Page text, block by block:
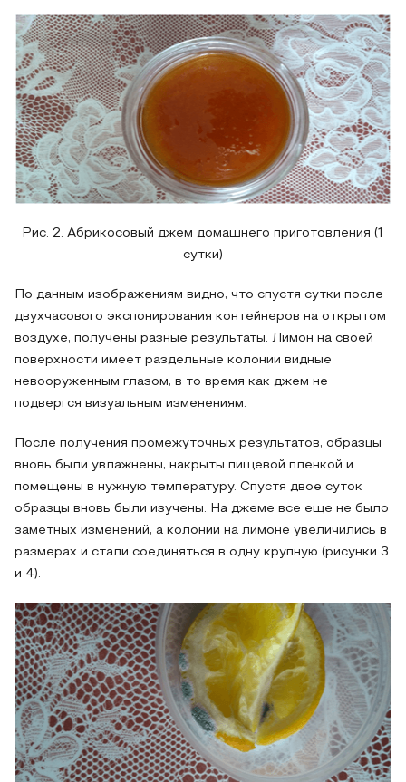
Рис. 2. Абрикосовый джем домашнего приготовления (1
сутки)
По данным изображениям видно, что спустя сутки после
двухчасового экспонирования контейнеров на открытом
воздухе, получены разные результаты. Лимон на своей
поверхности имеет раздельные колонии видные
невооруженным глазом, в то время как джем не
подвергся визуальным изменениям.
После получения промежуточных результатов, образцы
вновь были увлажнены, накрыты пищевой пленкой и
помещены в нужную температуру. Спустя двое суток
образцы вновь были изучены. На джеме все еще не было
заметных изменений, а колонии на лимоне увеличились в
размерах и стали соединяться в одну крупную (рисунки 3
и 4).